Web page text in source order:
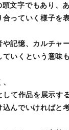
文字でもあり、
っていく様子を
記憶、カルチャ
いくという意味
て作品を展示す
んでいければと